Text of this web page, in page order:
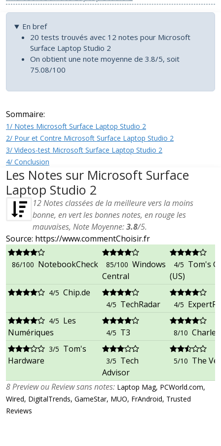
En bref
20 tests trouvés avec 12 notes pour Microsoft
Surface Laptop Studio 2
On obtient une note moyenne de 3.8/5, soit
75.08/100
Sommaire:
1/ Notes Microsoft Surface Laptop Studio 2
2/ Pour et Contre Microsoft Surface Laptop Studio 2
3/ Videos-test Microsoft Surface Laptop Studio 2
4/ Conclusion
Les Notes sur Microsoft Surface
Laptop Studio 2
12Notes classées de la meilleure vers la moins
bonne, en vert les bonnes notes, en rouge les
mauvaises, Note Moyenne:3.8/5.
Source: https://www.commentChoisir.fr
86/100 NotebookCheck 85/100 Windows
Central
4/5 Tom's
(US)
4/5 Chip.de
4/5 TechRadar 4/5
4/5 Les
Numériques
4/5 T3 8/10
3/5 Tom's
Hardware
3/5 Tech
Advisor
5/10 The
8 Preview ou Review sans notes: Laptop Mag, PCWorld.com,
Wired, DigitalTrends, GameStar, MUO, FrAndroid, Trusted
Reviews